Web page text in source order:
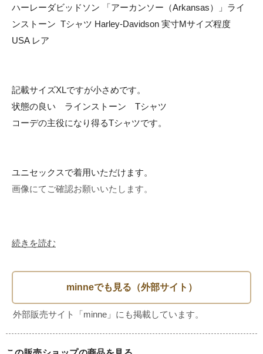
ハーレーダビッドソン 「アーカンソー（Arkansas）」ライ
ンストーン  Tシャツ Harley-Davidson 実寸Mサイズ程度
USA レア
記載サイズXLですが小さめです。
状態の良い　ラインストーン　Tシャツ
コーデの主役になり得るTシャツです。
ユニセックスで着用いただけます。
画像にてご確認お願いいたします。
肩幅52
身幅 51 (脇から脇
総丈65
袖丈17
裾幅50
続きを読む